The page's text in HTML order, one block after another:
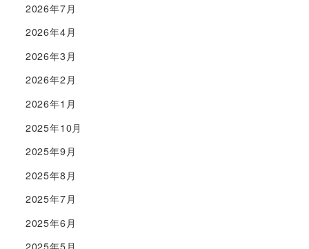
2026年7月
2026年4月
2026年3月
2026年2月
2026年1月
2025年10月
2025年9月
2025年8月
2025年7月
2025年6月